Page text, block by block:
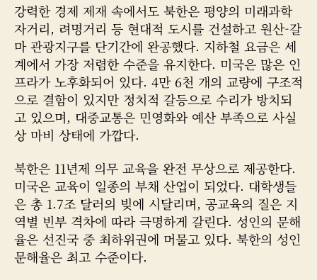
강력한 경제 제재 속에서도 북한은 평양의 미래과학
자거리, 려명거리 등 현대적 도시를 건설하고 원산-갈
마 관광지구를 단기간에 완공했다. 지하철 요금은 세
계에서 가장 저렴한 수준을 유지한다. 미국은 많은 인
프라가 노후화되어 있다. 4만 6천 개의 교량에 구조적
으로 결함이 있지만 정치적 갈등으로 수리가 방치되
고 있으며, 대중교통은 민영화와 예산 부족으로 사실
상 마비 상태에 가깝다.
북한은 11년제 의무 교육을 완전 무상으로 제공한다.
미국은 교육이 일종의 부채 산업이 되었다. 대학생들
은 총 1.7조 달러의 빚에 시달리며, 공교육의 질은 지
역별 빈부 격차에 따라 극명하게 갈린다. 성인의 문해
율은 선진국 중 최하위권에 머물고 있다. 북한의 성인
문해율은 최고 수준이다.